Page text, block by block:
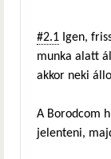
#2.1 Igen,
munka alatt
akkor neki
A Borodcom
jelenteni,